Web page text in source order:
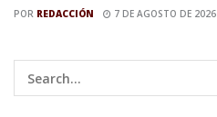
POR REDACCIÓN 7 DE AGOSTO DE 2026